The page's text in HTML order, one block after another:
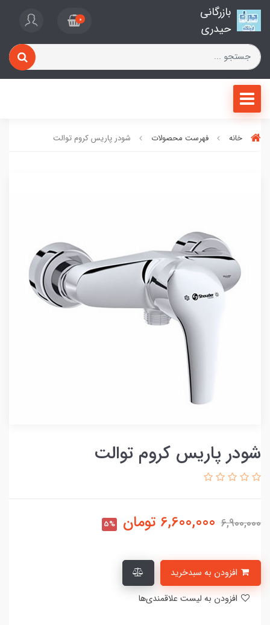
بازرگانی
حیدری
0
خانه فهرست محصولات شودر پاریس کروم توالت
شودر پاریس کروم توالت
6,900,000
6,600,000 تومان 5%